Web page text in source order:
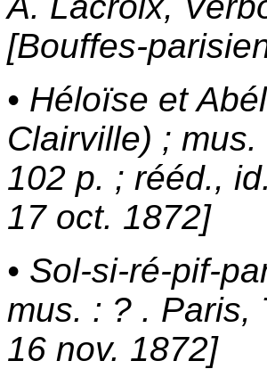
[Bouffes-
• Héloïse et
Clairville) ;
102 p. ; rééd.,
17 oct. 1872]
• Sol-si-ré-pif-
mus. : ? . Paris,
16 nov. 1872]